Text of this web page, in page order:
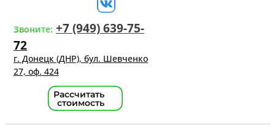
Звоните: +7 (949) 639-75-
72
г. Донецк (ДНР), бул. Шевченко
27, оф. 424
Рассчитать
стоимость